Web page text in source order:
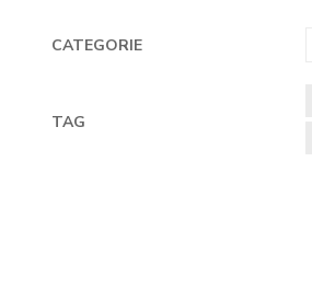
CATEGORIE
TAG